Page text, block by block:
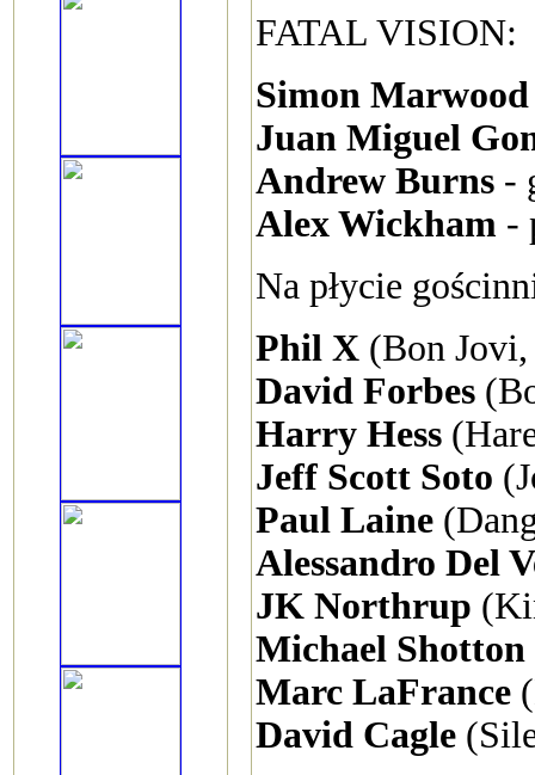
FATAL VISION:
Simon Marwood
Juan Miguel
Andrew Burns -
Alex Wickham -
Na płycie
Phil X (Bon
David Forbes
Harry Hess
Jeff Scott Soto
Paul Laine
Alessandro Del
JK Northrup
Michael Shotton
Marc LaFrance
David Cagle